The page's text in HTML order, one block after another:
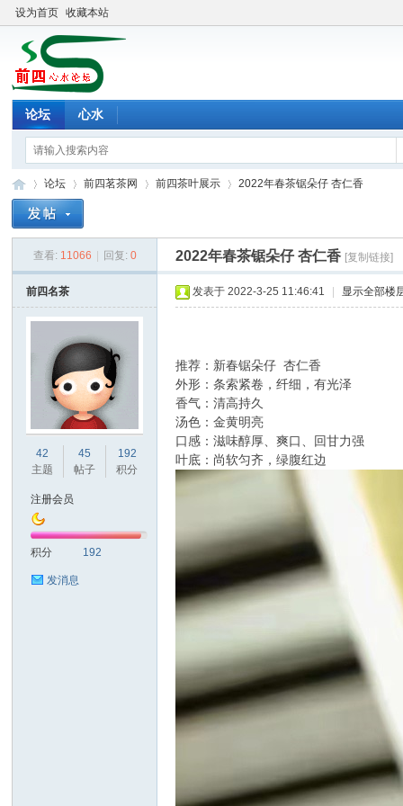
设为首页 收藏本站
论坛 心水
论坛
›
前四茗茶网 前四茶叶展示
›
2022年春茶锯朵仔 杏仁香
查看: 11066 回复: 0 2022年春茶锯朵仔 杏仁香 [复制链接]
前四名茶
42
主题
45
帖子
192
积分
注册会员
积分 192
发消息
发表于 2022-3-25 11:46:41 显示全部楼
推荐：新春锯朵仔 杏仁香
外形：条索紧卷，纤细，有光泽
香气：清高持久
汤色：金黄明亮
口感：滋味醇厚、爽口、回甘力强
叶底：尚软匀齐，绿腹红边